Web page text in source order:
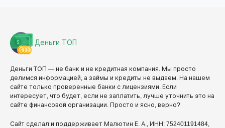
Деньги ТОП
Деньги ТОП — не банк и не кредитная компания. Мы просто
делимся информацией, а займы и кредиты не выдаем. На нашем
сайте только проверенные банки с лицензиями. Если
интересует, что будет, если не заплатить, лучше уточнить это на
сайте финансовой организации. Просто и ясно, верно?
Сайт сделал и поддерживает Малютин Е. А., ИНН: 752401191484,